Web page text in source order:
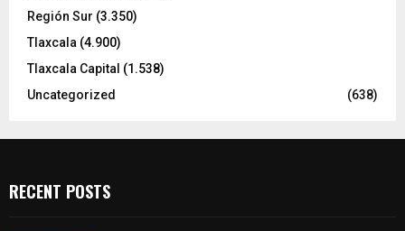
Región Sur (3.350)
Tlaxcala (4.900)
Tlaxcala Capital (1.538)
Uncategorized
(638)
RECENT POSTS